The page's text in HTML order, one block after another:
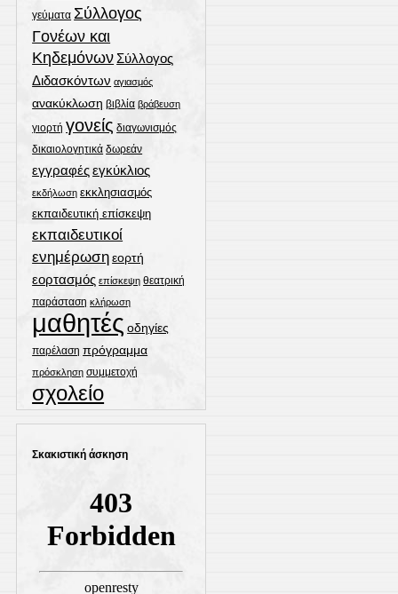
γεύματα Σύλλογος
Γονέων και
Κηδεμόνων Σύλλογος
Διδασκόντων αγιασμός
ανακύκλωση βιβλία βράβευση
γιορτή γονείς διαγωνισμός
δικαιολογητικά δωρεάν
εγγραφέςεγκύκλιος
εκδήλωση εκκλησιασμός
εκπαιδευτική επίσκεψη
εκπαιδευτικοί
ενημέρωση εορτή
εορτασμός επίσκεψη θεατρική
παράσταση κλήρωση
μαθητές οδηγίες
παρέλαση πρόγραμμα
πρόσκληση συμμετοχή
σχολείο
Σκακιστική άσκηση